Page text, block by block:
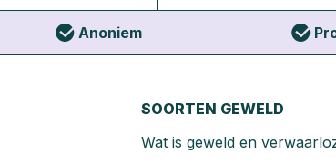
Anoniem
SOORTEN GEWELD
Wat is geweld en